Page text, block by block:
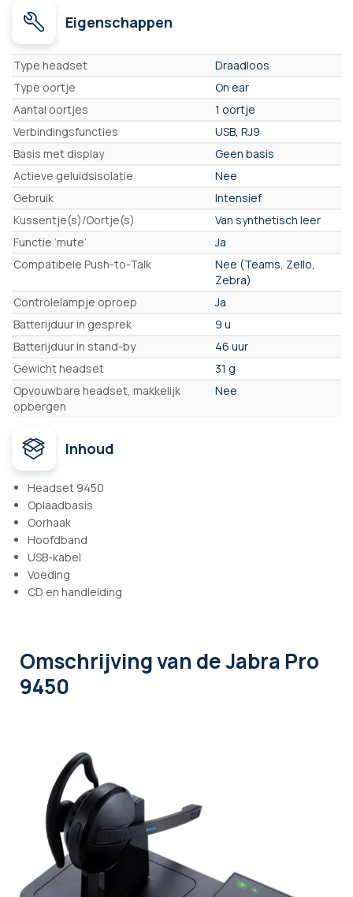
Eigenschappen
Eigenschappen
Type headset
Draadloos
Type oortje
On ear
Aantal oortjes
1 oortje
Verbindingsfuncties
USB, RJ9
Basis met display
Geen basis
Actieve geluidsisolatie
Nee
Gebruik
Intensief
Kussentje(s)/Oortje(s)
Van synthetisch leer
Functie ‘mute’
Ja
Compatibele Push-to-Talk
Nee (Teams, Zello,
Zebra)
Controlelampje oproep
Ja
Batterijduur in gesprek
9 u
Batterijduur in stand-by
46 uur
Gewicht headset
31 g
Opvouwbare headset, makkelijk
opbergen
Nee
Inhoud
Headset 9450
Oplaadbasis
Oorhaak
Hoofdband
USB-kabel
Voeding
CD en handleiding
Omschrijvingvan de Jabra Pro
9450